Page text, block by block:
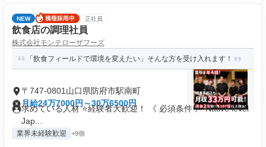
NEW 正社員
飲食店の調理社員
株式会社モンテローザフーズ
「飲食フィールドで環境を変えたい」そんな方を受け入れます！
〒747-0801山口県防府市駅南町
月給24万7000円～30万6500円
求めている人材 ⭐経験者大歓迎！ 《 必須条件 》 Native level
Jap...
業界未経験歓迎 +9個